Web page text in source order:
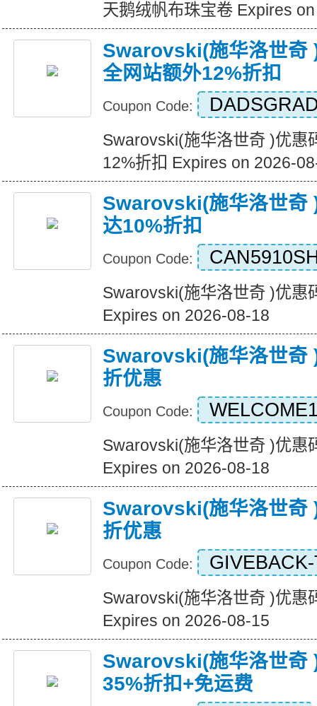
天鹅绒帆布珠宝卷 Expires
Swarovski(施华洛世奇
全网站额外12%折扣
Coupon Code:
Swarovski(施华洛世奇 )优惠
12%折扣 Expires on 2026-
Swarovski(施华洛世奇
达10%折扣
Coupon Code:
Swarovski(施华洛世奇 )优惠
Expires on 2026-08-18
Swarovski(施华洛世奇
折优惠
Coupon Code:
Swarovski(施华洛世奇 )优惠
Expires on 2026-08-18
Swarovski(施华洛世奇
折优惠
Coupon Code:
Swarovski(施华洛世奇 )优惠
Expires on 2026-08-15
Swarovski(施华洛世奇
35%折扣+免运费